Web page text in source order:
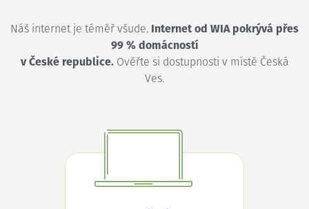
Náš internet je téměř všude. Internet od WIA pokrývá přes
99 % domácností
v České republice.Ověřte si dostupnosti v místě Česká
Ves.